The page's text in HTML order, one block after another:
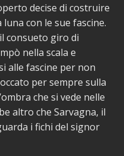
decise di costruire
con le sue fascine.
consueto giro di
nella scala e
alle fascine per non
per sempre sulla
che si vede nelle
altro che Sarvagna, il
i fichi del signor